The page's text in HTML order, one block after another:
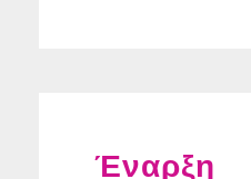
Έναρξη